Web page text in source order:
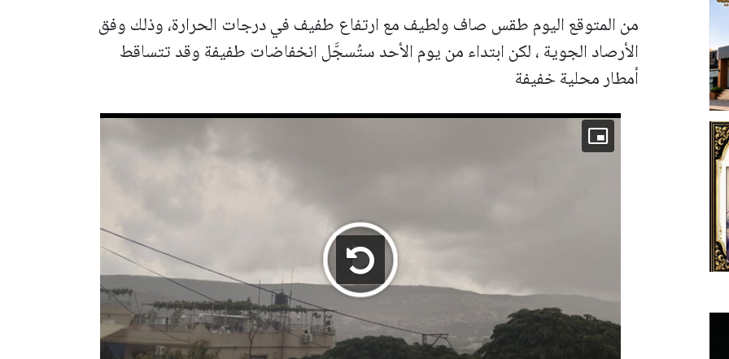
من المتوقع اليوم طقس صاف ولطيف مع ارتفاع طفيف في درجات الحرارة، وذلك وفق
الأرصاد الجوية ، لكن ابتداء من يوم الأحد ستُسجَّل انخفاضات طفيفة وقد تتساقط
أمطار محلية خفيفة